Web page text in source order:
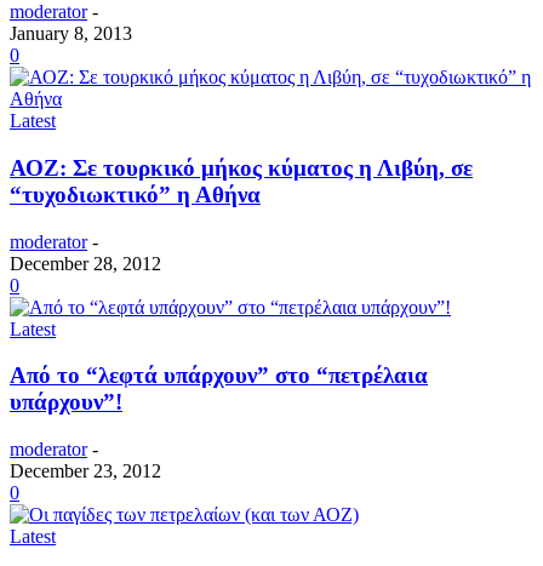
moderator -
January 8, 2013
0
Latest
ΑΟΖ: Σε τουρκικό μήκος κύματος η Λιβύη, σε
“τυχοδιωκτικό” η Αθήνα
moderator -
December 28, 2012
0
Latest
Από το “λεφτά υπάρχουν” στο “πετρέλαια
υπάρχουν”!
moderator -
December 23, 2012
0
Latest